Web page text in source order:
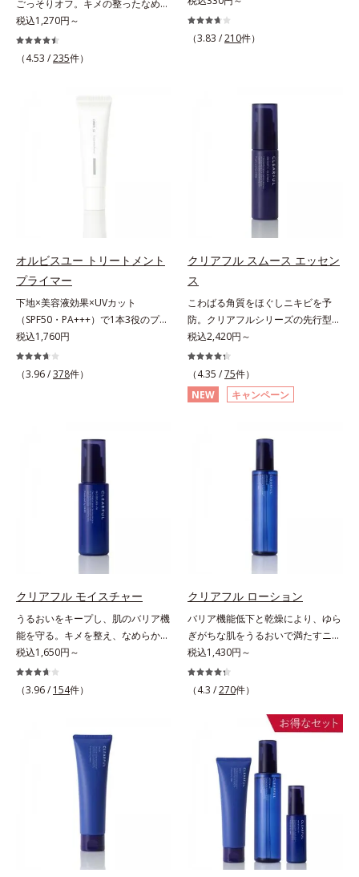
す。たっぷりの保湿成分で低刺激。
敏感肌の方にもお使いいただけます
(*5)。L＝さっぱりタイプ（ニキビ
できやすい肌・普通肌～乾性肌）*1
洗浄による汚れの除去*2 テトラ2-
ヘキシルデカン酸アスコルビル、天
然ビタミンE、イノシット、フィチ
いうわけではありません※敏感肌対
象パッチテスト済（すべての人に皮
膚刺激がおきないというわけではあ
りません）※弱酸性（ローション・
モイスチャーのみ）アレルギーテス
ト済＝全ての方にアレルギーが起こ
らないということではありません。
ノンコメドジェニックテスト済＝す
べての人にコメド（ニキビのもと）
ごっそりオフ。キメの整ったなめら
か肌へ。酵素(*1)と炭(*2)の力で毛
穴汚れをしっかり落とす、パウダー
タイプの酵素洗顔料です。皮脂やた
目立ちの原因に。普段の洗顔(*3)で
は落としにくい汚れは、酵素洗顔料
で落としましょう。3種の酵素がた
んぱく質や皮脂を溶かして分解。炭
が無数の毛穴に入り込み、溶けた汚
を引きしめ、キメの整ったなめらか
な肌に洗い上げます。ツブツブ入り
のパウダーが泡立てネットのように
空気を含ませるので、簡単に泡立て
られます。濃密うるおい泡を洗い流
したあとは大人の肌もつっぱりにく
く、使うたびに毛穴の目立ちにくい
肌(*5)を目指せます。性別問わずお
使いいただけるので、ご夫婦やカッ
ただけます。*1 プロテアーゼ、パ
パイン、リパーゼ配合＝洗浄成分*2
ン酸アスコルビルリン酸3Na配合＝
肌を引き締め、キメを整える成分*5
皮脂・汚れの除去による
税込1,270円～
（4.53 /235件）
対策ができるUVカットパウダーで
す。“素肌のようななめらかな軽
上からササッとUVカットとお直し
が同時にできるお役立ちアイテムで
す。毛穴や色ムラをカバーしながら
も、素肌のような透明美肌を叶える
秘密は「スムースヴェールパウダー
(*1)」にあります。7種の球状粉体
ールをかけるようにカバー。さらに
板状粉体が光を反射して、すっぴん
出します。また、皮脂を吸着する
「あぶらとりパウダー(*3)」を配合
し、くずれ＆テカリを防いでサラサ
ラ肌が長時間続きます。パウダータ
イプながら、SPF50+・PA++++。パ
ウダーならではの軽いつけごこち
で、日焼け止めが苦手な方にもおす
すめです。水や汗に強いスーパーウ
ォータープルーフ(*4)だから、レジ
シリカ、セルロース、窒化ホウ素配
合＝セミマット肌を叶える球状と板
状の粉体*2 シリカ6種類、セルロー
ス*3 シリカ配合＝皮脂を吸着する
（3.83 /210件）
オルビスユー トリートメント
プライマー
下地×美容液効果×UVカット
（SPF50・PA+++）で1本3役のプラ
イマー。凹凸をつるんとなめらかに
(*1)整え、化粧ノリUPの高機能化粧
下地。“塗るたび高まる、素肌の美
る高機能化粧下地毛穴や小ジワの凹
凸をつるんとなめらかに(*1)。スキ
ンケア発想の化粧下地です。保湿成
分が肌全層(*2)に働きかけて、肌の
うるおいをグンとアップ＆リッチな
クリームのようにぴたっと密着。乾
し、つるんとしたハリ肌に仕上げま
す。むやみに隠すのではなくふわり
と光を拡散させ、メイク×スキンケ
アのW効果で軽やかな美肌を印象づ
けます。紫外線吸収剤フリーなのに
高SPF値、さらにスキンプロテクト
複合成分(*3)が、ブルーライト、紫
外線、大気中の微粒子汚れなどの外
的ダメージから肌表面をガードしま
でも、ただ隠すだけでなく、乾きや
すい肌にうるおいを届けながら、光
拡散効果で乾燥小ジワや毛穴もカバ
ーします。【ラスティング効果】皮
脂選択テカリ防止成分(*5)テカリの
主成分を選択的に吸収し、うるおい
はしっかり残すことでカバー力を保
税込1,760円
（3.96 /378件）
クリアフル スムース エッセン
ス
こわばる角質をほぐしニキビを予
防。クリアフルシリーズの先行型美
容液。くり返しニキビの根本原因と
毛穴の両方にアプローチする、薬用
ニキビスキンケア「クリアフルシリ
ーズ」の先行型美容液です。こわば
った角質をやわらかくほぐし、毛穴
へ。化粧水の肌なじみをサポート
し、すっとなじむ素直な肌を目指し
ます。またクリアフルシリーズに配
合されているのと同じ、5種の和漢
れ、ニキビを予防します。【ご使用
ステップ】洗顔の後、化粧水の前に
※敏感肌対象パッチテスト済（すべ
ての人に皮膚刺激がおきないという
わけではありません）※アレルギー
テスト済＝全ての方にアレルギーが
おきないということではありません
※ノンコメドジェニックテスト済＝
と）ができないというわけではあり
税込2,420円～
（4.35 /75件）
NEW
キャンペーン
クリアフル モイスチャー
うるおいをキープし、肌のバリア機
能を守る。キメを整え、なめらかな
肌にするニキビ対策保湿液。「ニキ
ビをくり返してしまう」「毛穴目立
ちが気になる」「マスク生活であご
本原因「肌のバリア機能の低下」
と、肌悩み「毛穴の目立ち」の両方
にWでアプローチする、薬用ニキビ
対策スキンケアシリーズです。5種
の和漢植物由来成分とコラーゲンが
肌をいたわりながらうるおいを与
え、バリア機能を維持。ニキビがで
きにくい肌を目指します。さらにビ
タミンC誘導体をはじめとした5種
税込1,650円～
（3.96 / 154件）
クリアフル ローション
バリア機能低下と乾燥により、ゆら
ぎがちな肌をうるおいで満たすニキ
ビ対策化粧水。「ニキビをくり返し
てしまう」「毛穴目立ちが気にな
る」「マスク生活であごや口まわり
に。くり返しニキビの根本原因「肌
のバリア機能の低下」と、肌悩み
「毛穴の目立ち」の両方にWでアプ
ローチする、薬用ニキビ対策スキン
ケアシリーズです。5種の和漢植物
由来成分とコラーゲンが肌をいたわ
りながらうるおいを与え、バリア機
能を維持。ニキビができにくい肌を
目指します。さらにビタミンC誘導
体をはじめとした5種の整肌成分
税込1,430円～
（4.3 /270件）